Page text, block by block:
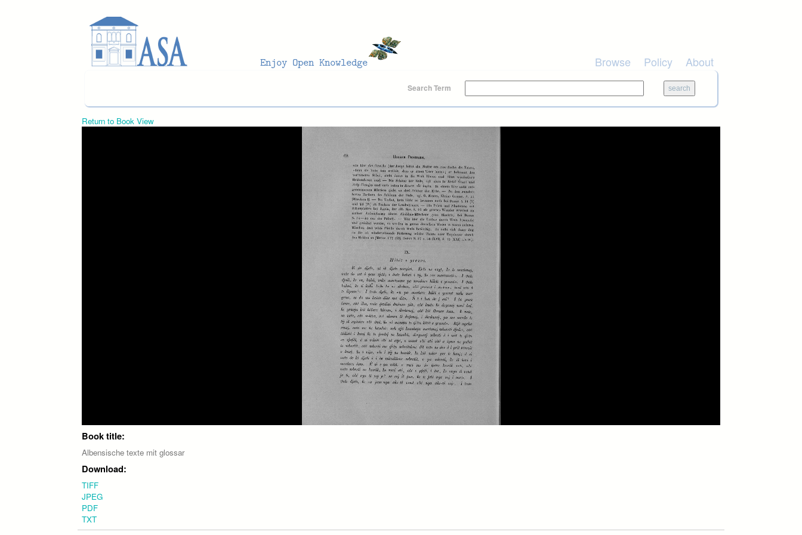
Browse Policy About
Search Term
Return to Book View
Book title:
Albensische texte mit glossar
Download:
TIFF
JPEG
PDF
TXT